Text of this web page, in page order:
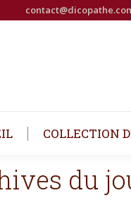
COLLECTION
du